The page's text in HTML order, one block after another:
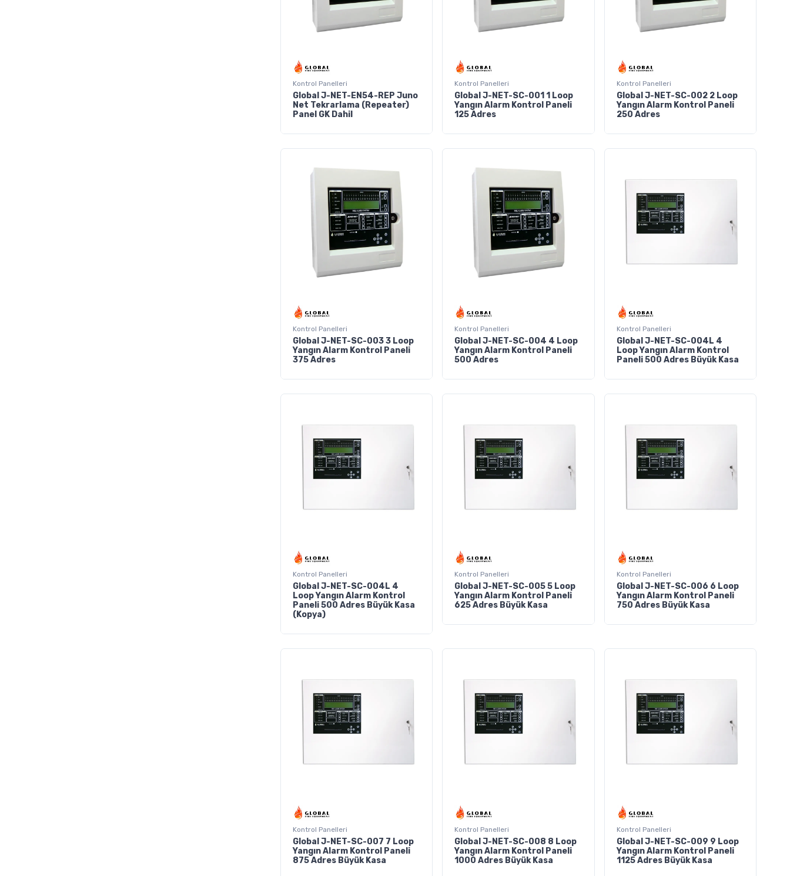
Kontrol Panelleri
Global J-NET-EN54-REP Juno
Net Tekrarlama (Repeater)
Panel GK Dahil
Kontrol Panelleri
Global J-NET-SC-001 1 Loop
Yangın Alarm Kontrol Paneli
125 Adres
Kontrol Panelleri
Global J-NET-SC-002 2 Loop
Yangın Alarm Kontrol Paneli
250 Adres
Kontrol Panelleri
Global J-NET-SC-003 3 Loop
Yangın Alarm Kontrol Paneli
375 Adres
Kontrol Panelleri
Global J-NET-SC-004 4 Loop
Yangın Alarm Kontrol Paneli
500 Adres
Kontrol Panelleri
Global J-NET-SC-004L 4
Loop Yangın Alarm Kontrol
Paneli 500 Adres Büyük Kasa
Kontrol Panelleri
Global J-NET-SC-004L 4
Loop Yangın Alarm Kontrol
Paneli 500 Adres Büyük Kasa
(Kopya)
Kontrol Panelleri
Global J-NET-SC-005 5 Loop
Yangın Alarm Kontrol Paneli
625 Adres Büyük Kasa
Kontrol Panelleri
Global J-NET-SC-006 6 Loop
Yangın Alarm Kontrol Paneli
750 Adres Büyük Kasa
Kontrol Panelleri
Global J-NET-SC-007 7 Loop
Yangın Alarm Kontrol Paneli
875 Adres Büyük Kasa
Kontrol Panelleri
Global J-NET-SC-008 8 Loop
Yangın Alarm Kontrol Paneli
1000 Adres Büyük Kasa
Kontrol Panelleri
Global J-NET-SC-009 9 Loop
Yangın Alarm Kontrol Paneli
1125 Adres Büyük Kasa